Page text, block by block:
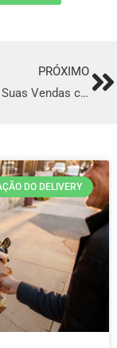
PRÓXIMO
Impulsione Suas Vendas com o Melhor Sistema de Delivery em Caldas Novas
DO DELIVERY